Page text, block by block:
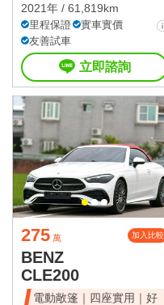
2021年 / 61,819km
里程保證
實車實價
友善試車
立即諮詢
275 萬 加入比較
BENZ
CLE200
電動敞篷｜四座實用｜好